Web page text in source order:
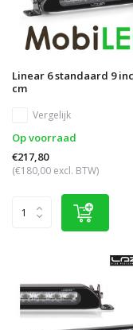
Linear 6 standaard 9
cm
Vergelijk
Op voorraad
€217,80
(€180,00 excl. BTW)